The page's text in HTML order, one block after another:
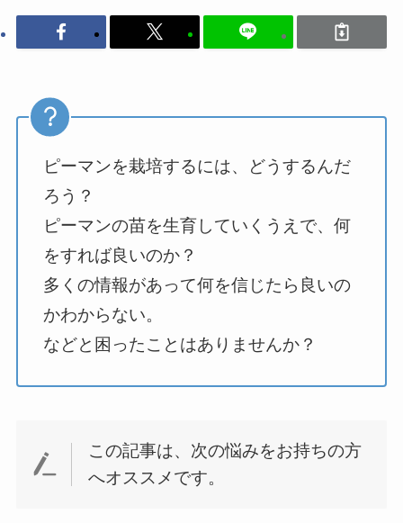
ピーマンを栽培するには、どうするんだ
ろう？
ピーマンの苗を生育していくうえで、何
をすれば良いのか？
多くの情報があって何を信じたら良いの
かわからない。
などと困ったことはありませんか？
この記事は、次の悩みをお持ちの方
へオススメです。